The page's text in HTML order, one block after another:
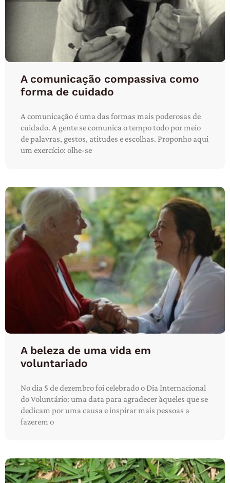
A comunicação compassiva como
forma de cuidado
A comunicação é uma das formas mais poderosas de
cuidado. A gente se comunica o tempo todo por meio
de palavras, gestos, atitudes e escolhas. Proponho aqui
um exercício: olhe-se
A beleza de uma vida em
voluntariado
No dia 5 de dezembro foi celebrado o Dia Internacional
do Voluntário: uma data para agradecer àqueles que se
dedicam por uma causa e inspirar mais pessoas a
fazerem o